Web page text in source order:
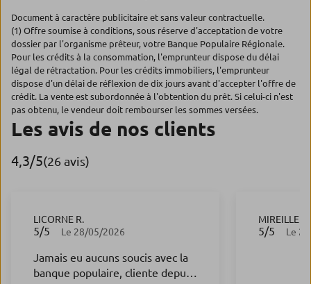
Document à caractère publicitaire et sans valeur contractuelle.
(1) Offre soumise à conditions, sous réserve d'acceptation de votre
dossier par l'organisme prêteur, votre Banque Populaire Régionale.
Pour les crédits à la consommation, l'emprunteur dispose du délai
légal de rétractation. Pour les crédits immobiliers, l'emprunteur
dispose d'un délai de réflexion de dix jours avant d'accepter l'offre de
crédit. La vente est subordonnée à l'obtention du prêt. Si celui-ci n'est
pas obtenu, le vendeur doit rembourser les sommes versées.
Les avis de nos clients
4,3/5 Note de 4.3 sur 5
(26 avis)
5/5 Note de 5 sur 5
Le 28/05/2026
Jamais eu aucuns soucis avec la
banque populaire, cliente depuis
LICORNE R.
5/5 Note de 5
Le
MIREILLE P.